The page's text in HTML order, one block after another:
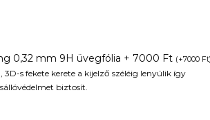
0,32 mm 9H üvegfólia + 7000 Ft (+7000 Ft
s fekete kerete a kijelző széléig lenyúlik így
biztosít.